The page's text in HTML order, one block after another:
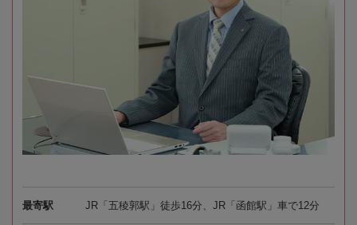
最寄駅 JR「五稜郭駅」徒歩16分、JR「函館駅」車で12分